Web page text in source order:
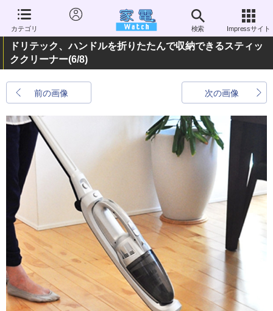
カテゴリ 検索 Impressサイト
ドリテック、ハンドルを折りたたんで収納できるスティッ
ククリーナー(6/8)
前の画像 次の画像